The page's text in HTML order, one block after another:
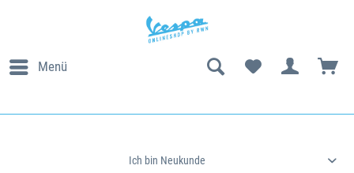
Menü
Ich bin Neukunde